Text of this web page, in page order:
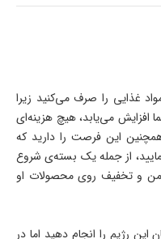
غذایی را صرف می‌کنید زیرا
می‌یابد، هیچ هزینه‌ای
این فرصت را دارید که
از جمله یک بسته‌ی شروع
و تخفیف روی محصولات او
این رژیم را انجام دهید اما در